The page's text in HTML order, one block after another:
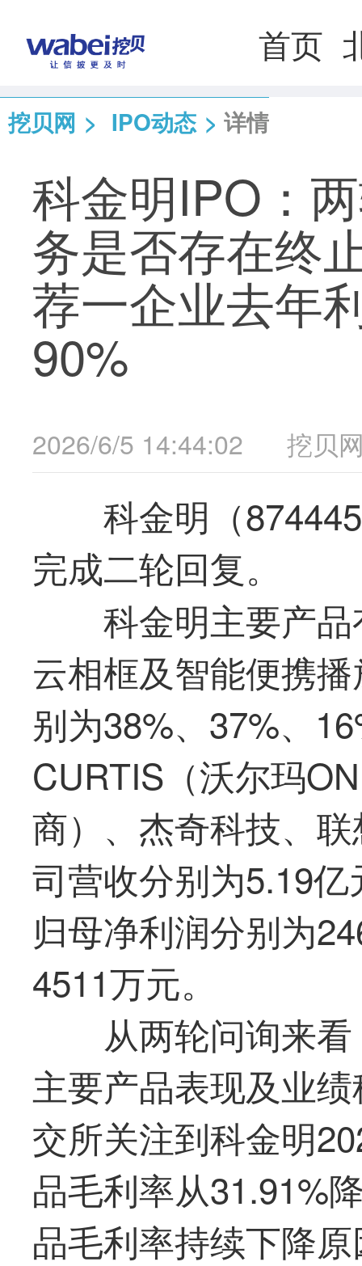
首页
挖贝网 > IPO动态 > 详情
科金明IPO：
务是否存在终
荐一企业去年
90%
2026/6/5 14:44:02 挖贝
科金明（
完成二轮回复。
科金明主要产
云相框及智能便携
别为38%、37%、
CURTIS（沃尔玛
商）、杰奇科技、
司营收分别为5.19
归母净利润分别为
4511万元。
从两轮问询来
主要产品表现及业
交所关注到科金明
品毛利率从31.91%
品毛利率持续下降